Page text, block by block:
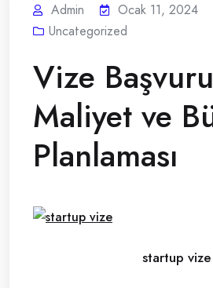
Admin
Ocak 11, 2024
Uncategorized
Vize
Maliyet ve
Planlaması
startup vize